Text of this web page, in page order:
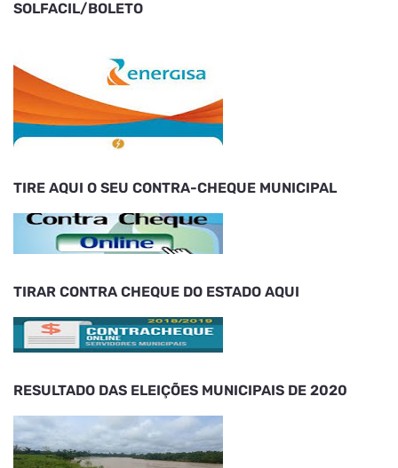
SOLFACIL/BOLETO
TIRE AQUI O SEU CONTRA-CHEQUE MUNICIPAL
TIRAR CONTRA CHEQUE DO ESTADO AQUI
RESULTADO DAS ELEIÇÕES MUNICIPAIS DE 2020